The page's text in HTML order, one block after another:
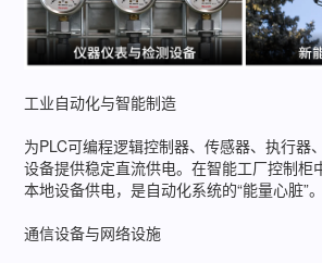
工业自动化与智能制造
为PLC可编程逻辑控制器、传感器、执行器
设备提供稳定直流供电。在智能工厂控制柜
本地设备供电，是自动化系统的“能量心脏”。
通信设备与网络设施